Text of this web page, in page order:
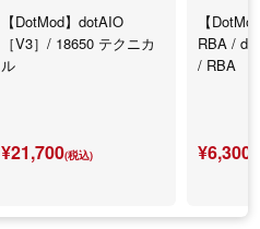
【DotMod】dotAIO
［V3］/ 18650 テクニカ
ル
¥21,700(税込)
【
RBA /
/ RBA
¥6,300